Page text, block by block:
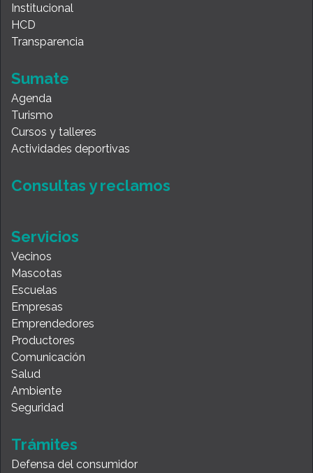
Institucional
HCD
Transparencia
Sumate
Agenda
Turismo
Cursos y talleres
Actividades deportivas
Consultas y reclamos
Servicios
Vecinos
Mascotas
Escuelas
Empresas
Emprendedores
Productores
Comunicación
Salud
Ambiente
Seguridad
Trámites
Defensa del consumidor